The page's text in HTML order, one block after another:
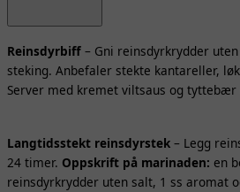
Reinsdyrbiff – Gni reinsdyrkrydder
steking. Anbefaler stekte kantareller,
Server med kremet viltsaus og
Langtidsstekt reinsdyrstek – Legg
24 timer. Oppskrift på marinaden: en
reinsdyrkrydder uten salt, 1 ss aromat